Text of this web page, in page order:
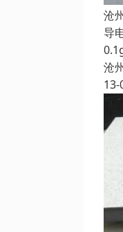
沧
导
沧
13-